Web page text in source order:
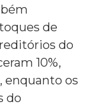
de
do
10%,
enquanto os
do